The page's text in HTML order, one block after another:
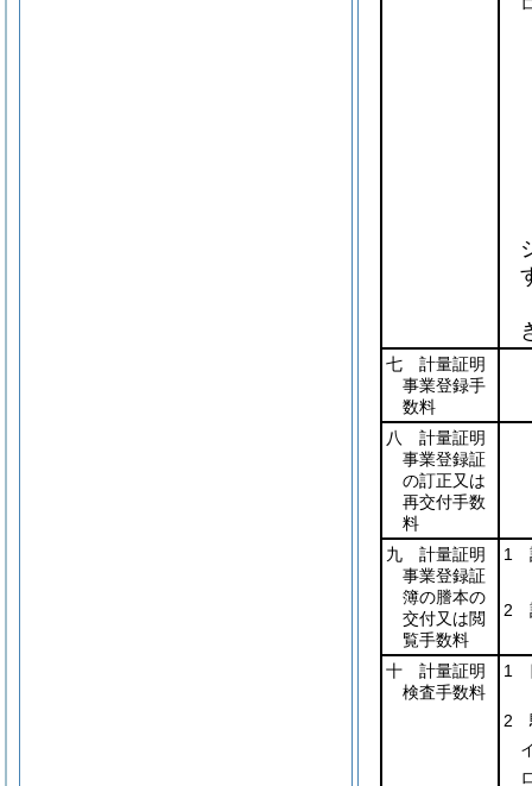
七 計量証明
事業登録手
数料
八 計量証明
事業登録証
の訂正又は
再交付手数
料
九 計量証明
事業登録証
簿の謄本の
交付又は閲
覧手数料
1
2
十 計量証明
検査手数料
1
2